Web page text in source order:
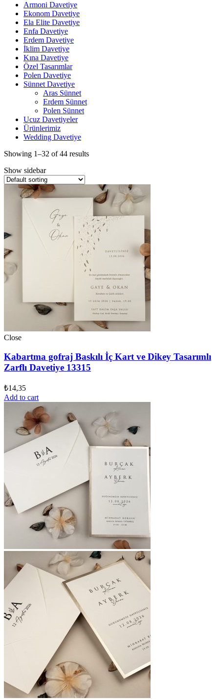
Armoni Davetiye
Ekonom Davetiye
Ela Elite Davetiye
Enfa Davetiye
Erdem Davetiye
İklim Davetiye
Kına Davetiye
Özel Tasarımlar
Polen Davetiye
Sünnet Davetiye
Aras Sünnet
Erdem Sünnet
Polen Sünnet
Ucuz Davetiyeler
Ürünlerimiz
Wedding Davetiye
Showing 1–32 of 44 results
Show sidebar
Close
Kabartma gofraj Baskılı İç Kart ve Dikey Tasarımlı
Zarflı Davetiye 13315
₺14,35
Add to cart